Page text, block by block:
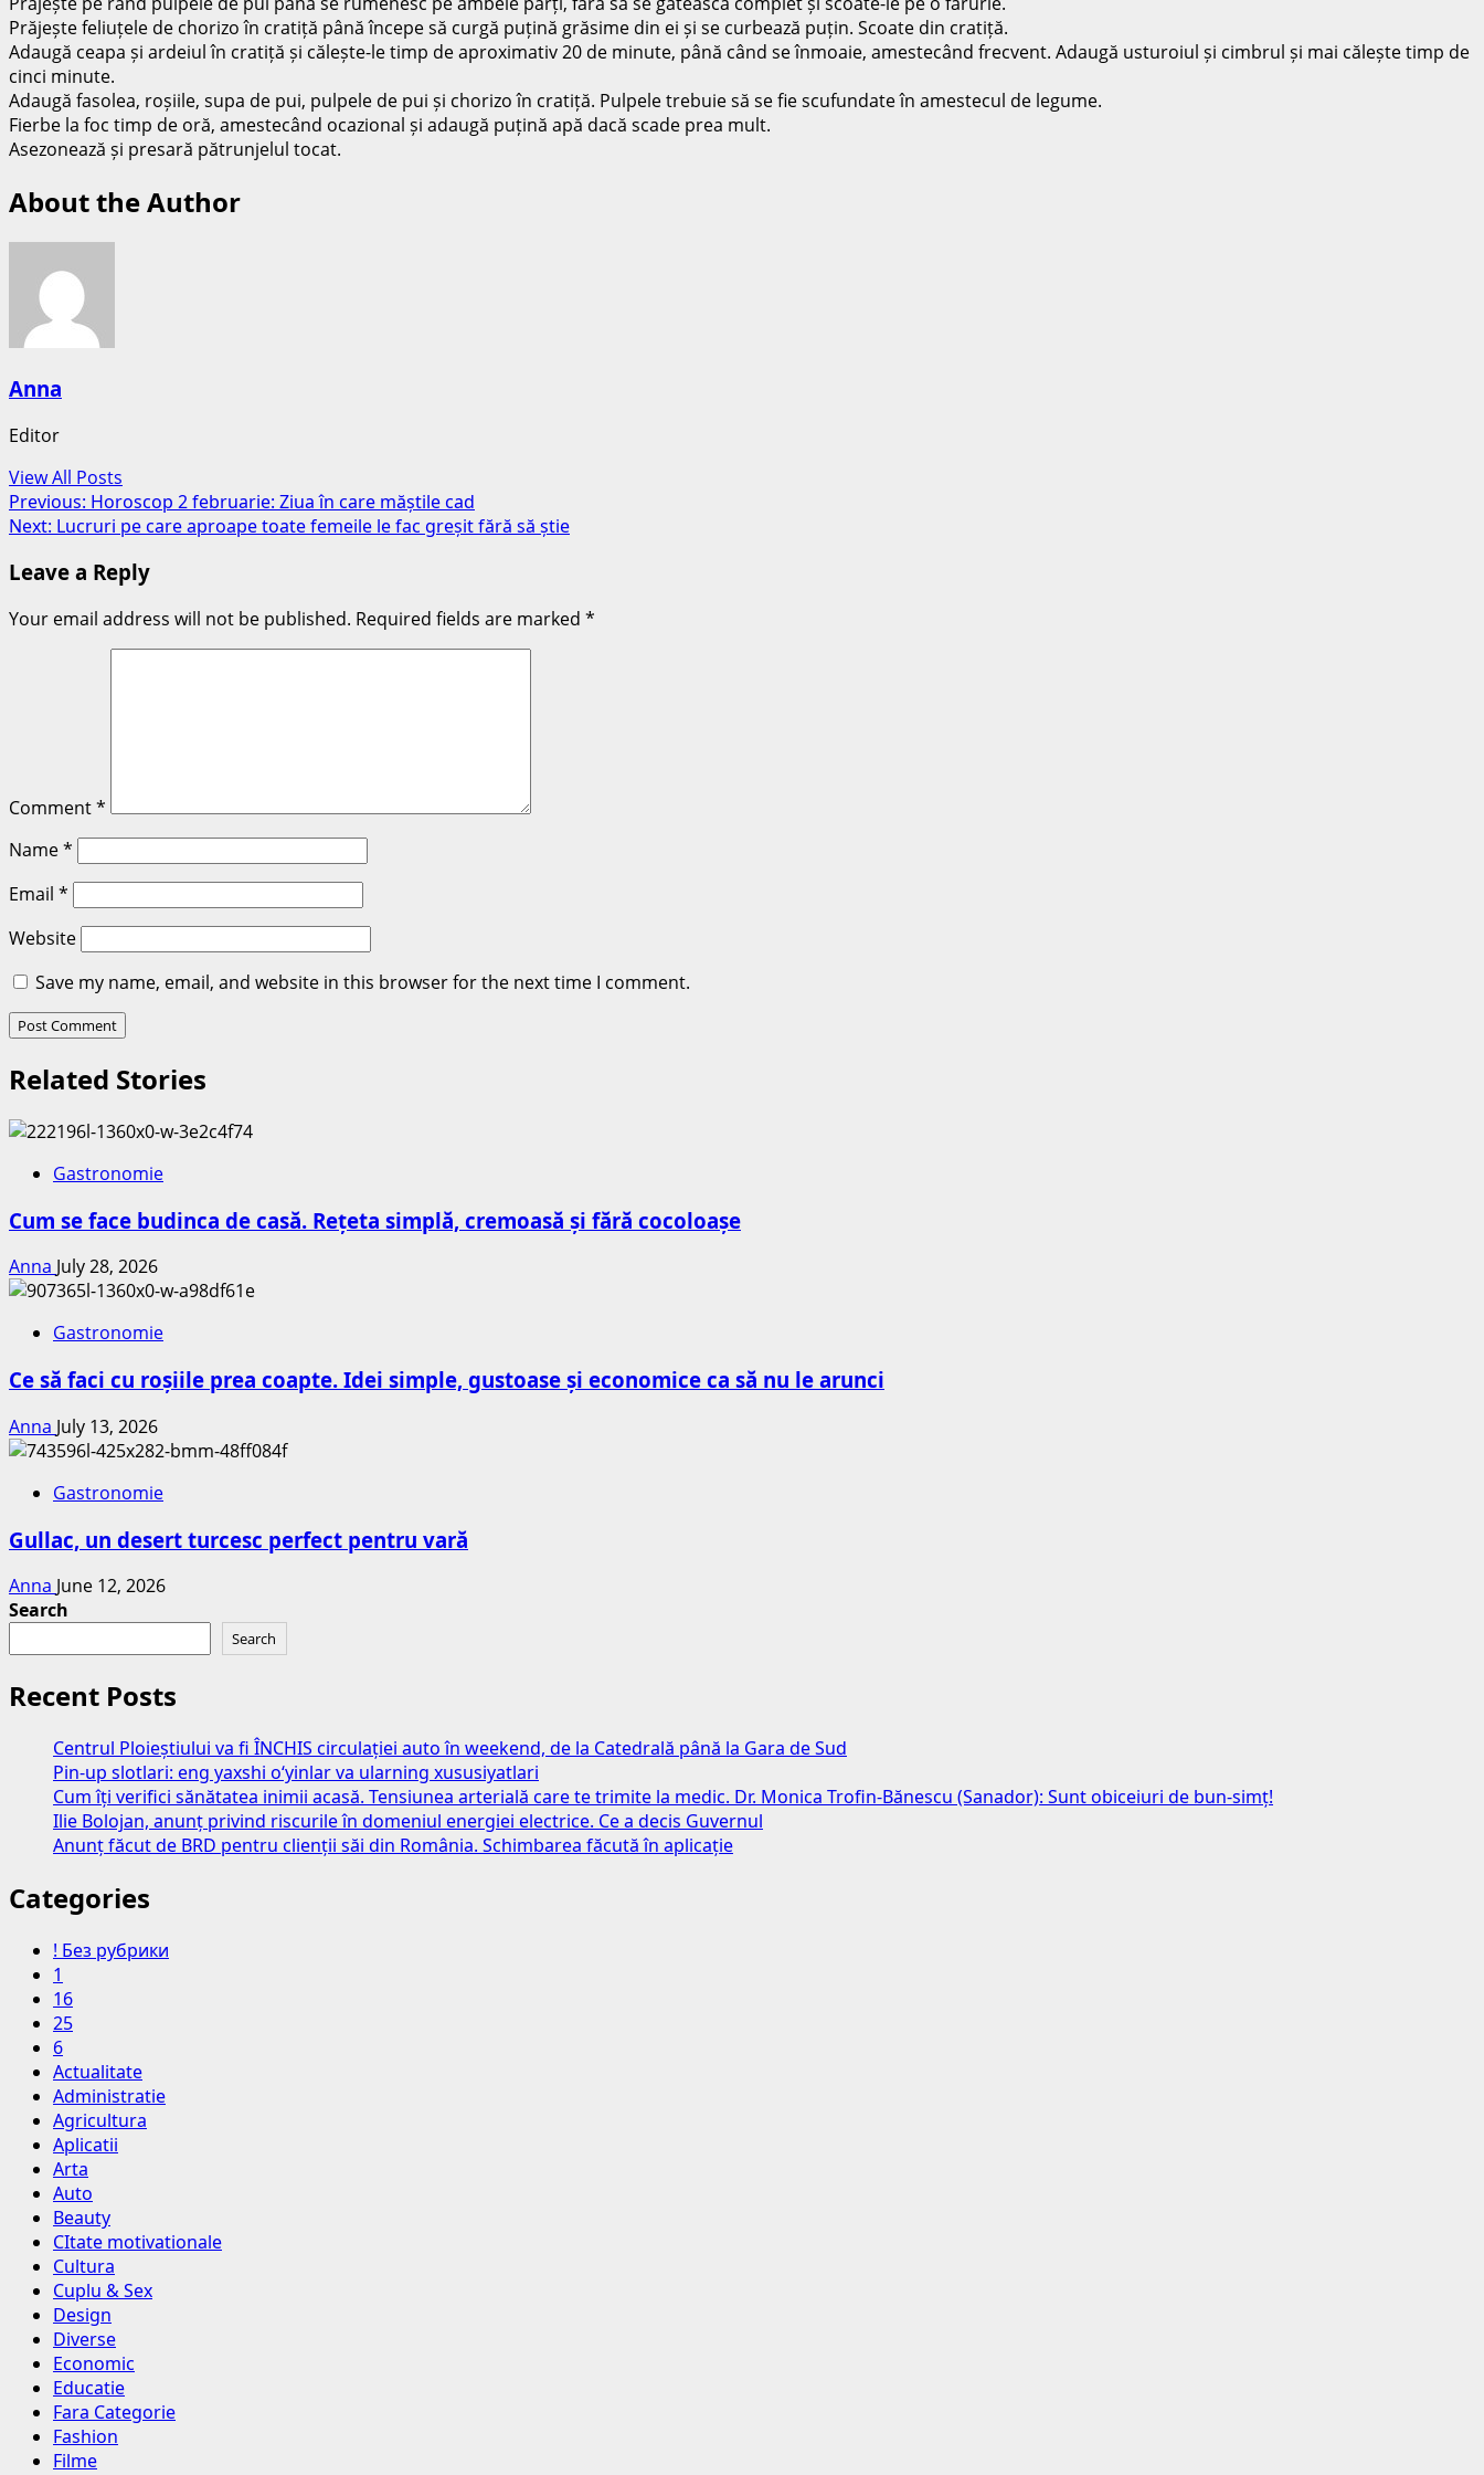
Prăjește feliuțele de chorizo în cratiță până începe să curgă puțină grăsime din ei și se curbează puțin. Scoate din cratiță.
Adaugă ceapa și ardeiul în cratiță și călește-le timp de aproximativ 20 de minute, până când se înmoaie, amestecând frecvent. Adaugă usturoiul și cimbrul și mai călește timp de
cinci minute.
Adaugă fasolea, roșiile, supa de pui, pulpele de pui și chorizo în cratiță. Pulpele trebuie să se fie scufundate în amestecul de legume.
Fierbe la foc timp de oră, amestecând ocazional și adaugă puțină apă dacă scade prea mult.
Asezonează și presară pătrunjelul tocat.
About the Author
Anna
Editor
View All Posts
Post
navigation
Previous: Horoscop 2 februarie: Ziua în care măștile cad
Next: Lucruri pe care aproape toate femeile le fac greșit fără să știe
Leave a Reply
Your email address will not be published. Required fields are marked *
Comment*
Name*
Email *
Website
Save my name, email, and website in this browser for the next time I comment.
Related Stories
Gastronomie
Cum se face budinca de casă. Rețeta simplă, cremoasă și fără cocoloașe
Anna July 28, 2026
Gastronomie
Ce să faci cu roșiile prea coapte. Idei simple, gustoase și economice ca să nu le arunci
Anna July 13, 2026
Gastronomie
Gullac, un desert turcesc perfect pentru vară
Anna June 12, 2026
Search
Search
Recent Posts
Centrul Ploieștiului va fi ÎNCHIS circulației auto în weekend, de la Catedrală până la Gara de Sud
Pin-up slotlari: eng yaxshi o‘yinlar va ularning xususiyatlari
Cum îți verifici sănătatea inimii acasă. Tensiunea arterială care te trimite la medic. Dr. Monica Trofin-Bănescu (Sanador): Sunt obiceiuri de bun-simț!
Ilie Bolojan, anunț privind riscurile în domeniul energiei electrice. Ce a decis Guvernul
Anunț făcut de BRD pentru clienții săi din România. Schimbarea făcută în aplicație
Categories
! Без рубрики
1
16
25
6
Actualitate
Administratie
Agricultura
Aplicatii
Arta
Auto
Beauty
CItate motivationale
Cultura
Cuplu & Sex
Design
Diverse
Economic
Educatie
Fara Categorie
Fashion
Filme